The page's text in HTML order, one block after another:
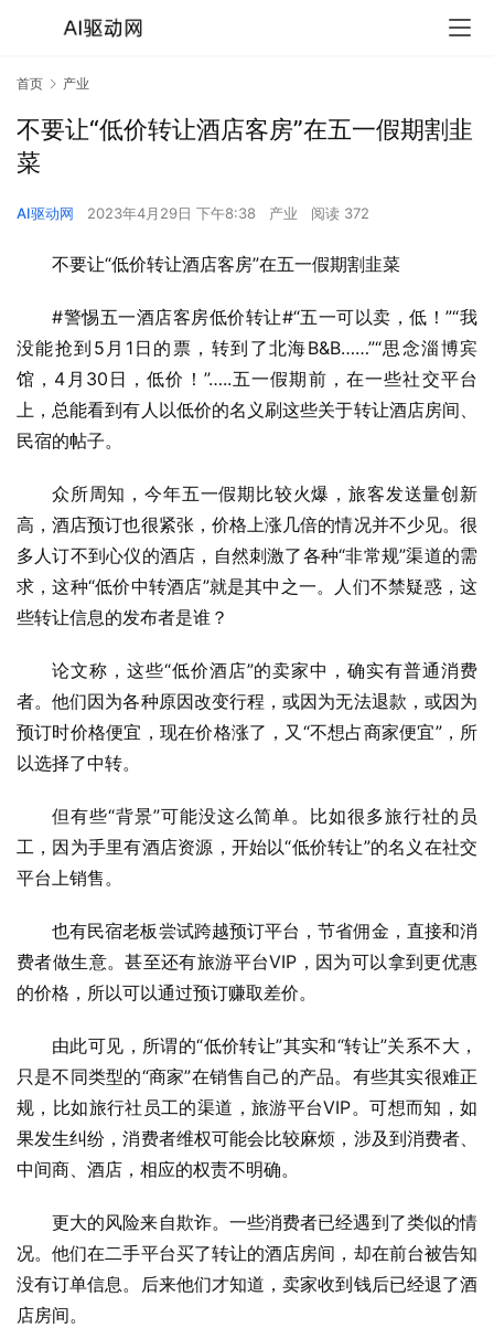
首页 产业
不要让“低价转让酒店客房”在五一假期割韭
菜
AI驱动网 2023年4月29日 下午8:38 产业 阅读 372
不要让“低价转让酒店客房”在五一假期割韭菜
#警惕五一酒店客房低价转让#“五一可以卖，低！”“我
没能抢到5月1日的票，转到了北海B&B……”“思念淄博宾
馆，4月30日，低价！”…..五一假期前，在一些社交平台
上，总能看到有人以低价的名义刷这些关于转让酒店房间、
民宿的帖子。
众所周知，今年五一假期比较火爆，旅客发送量创新
高，酒店预订也很紧张，价格上涨几倍的情况并不少见。很
多人订不到心仪的酒店，自然刺激了各种“非常规”渠道的需
求，这种“低价中转酒店”就是其中之一。人们不禁疑惑，这
些转让信息的发布者是谁？
论文称，这些“低价酒店”的卖家中，确实有普通消费
者。他们因为各种原因改变行程，或因为无法退款，或因为
预订时价格便宜，现在价格涨了，又“不想占商家便宜”，所
以选择了中转。
但有些“背景”可能没这么简单。比如很多旅行社的员
工，因为手里有酒店资源，开始以“低价转让”的名义在社交
平台上销售。
也有民宿老板尝试跨越预订平台，节省佣金，直接和消
费者做生意。甚至还有旅游平台VIP，因为可以拿到更优惠
的价格，所以可以通过预订赚取差价。
由此可见，所谓的“低价转让”其实和“转让”关系不大，
只是不同类型的“商家”在销售自己的产品。有些其实很难正
规，比如旅行社员工的渠道，旅游平台VIP。可想而知，如
果发生纠纷，消费者维权可能会比较麻烦，涉及到消费者、
中间商、酒店，相应的权责不明确。
更大的风险来自欺诈。一些消费者已经遇到了类似的情
况。他们在二手平台买了转让的酒店房间，却在前台被告知
没有订单信息。后来他们才知道，卖家收到钱后已经退了酒
店房间。